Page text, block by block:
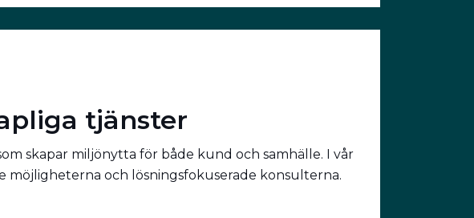
tjänster
skapar miljönytta för både kund och samhälle. I vår
möjligheterna och lösningsfokuserade konsulterna.